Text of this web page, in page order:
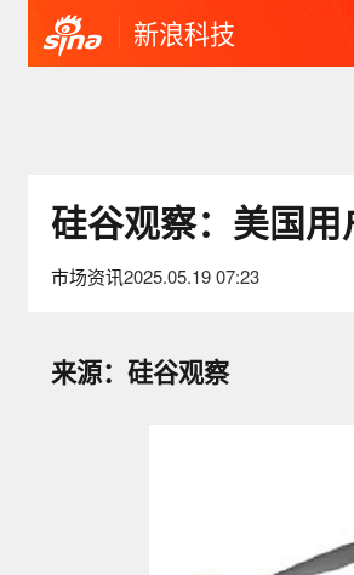
新浪科技
硅谷观察：美国
市场资讯2025.05.19 07:23
来源：硅谷观察